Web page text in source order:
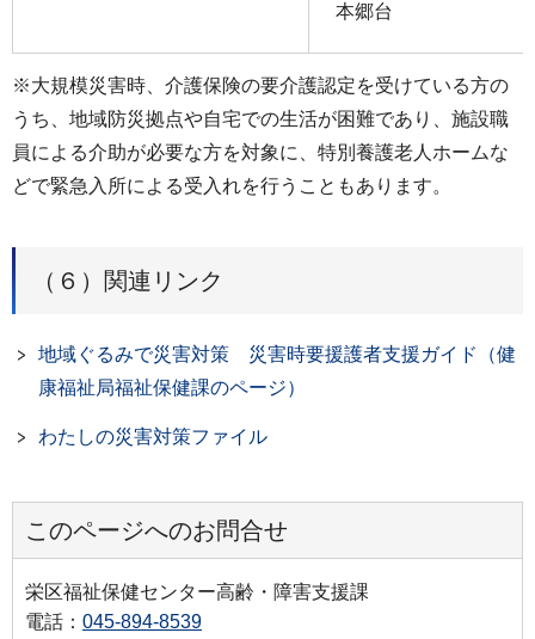
本郷台
※大規模災害時、介護保険の要介護認定を受けている方の
うち、地域防災拠点や自宅での生活が困難であり、施設職
員による介助が必要な方を対象に、特別養護老人ホームな
どで緊急入所による受入れを行うこともあります。
（６）関連リンク
地域ぐるみで災害対策 災害時要援護者支援ガイド（健
康福祉局福祉保健課のページ）
わたしの災害対策ファイル
このページへのお問合せ
栄区福祉保健センター高齢・障害支援課
電話： 045-894-8539